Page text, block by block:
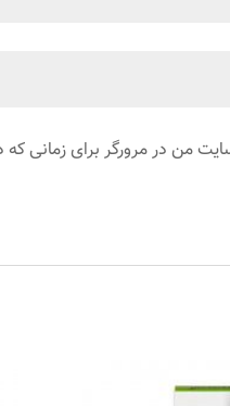
من در مرورگر برای زمانی